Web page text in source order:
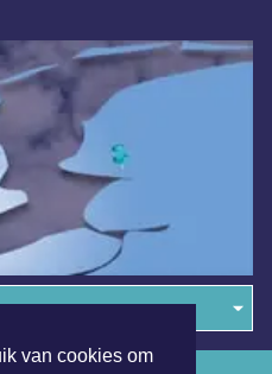
van cookies om